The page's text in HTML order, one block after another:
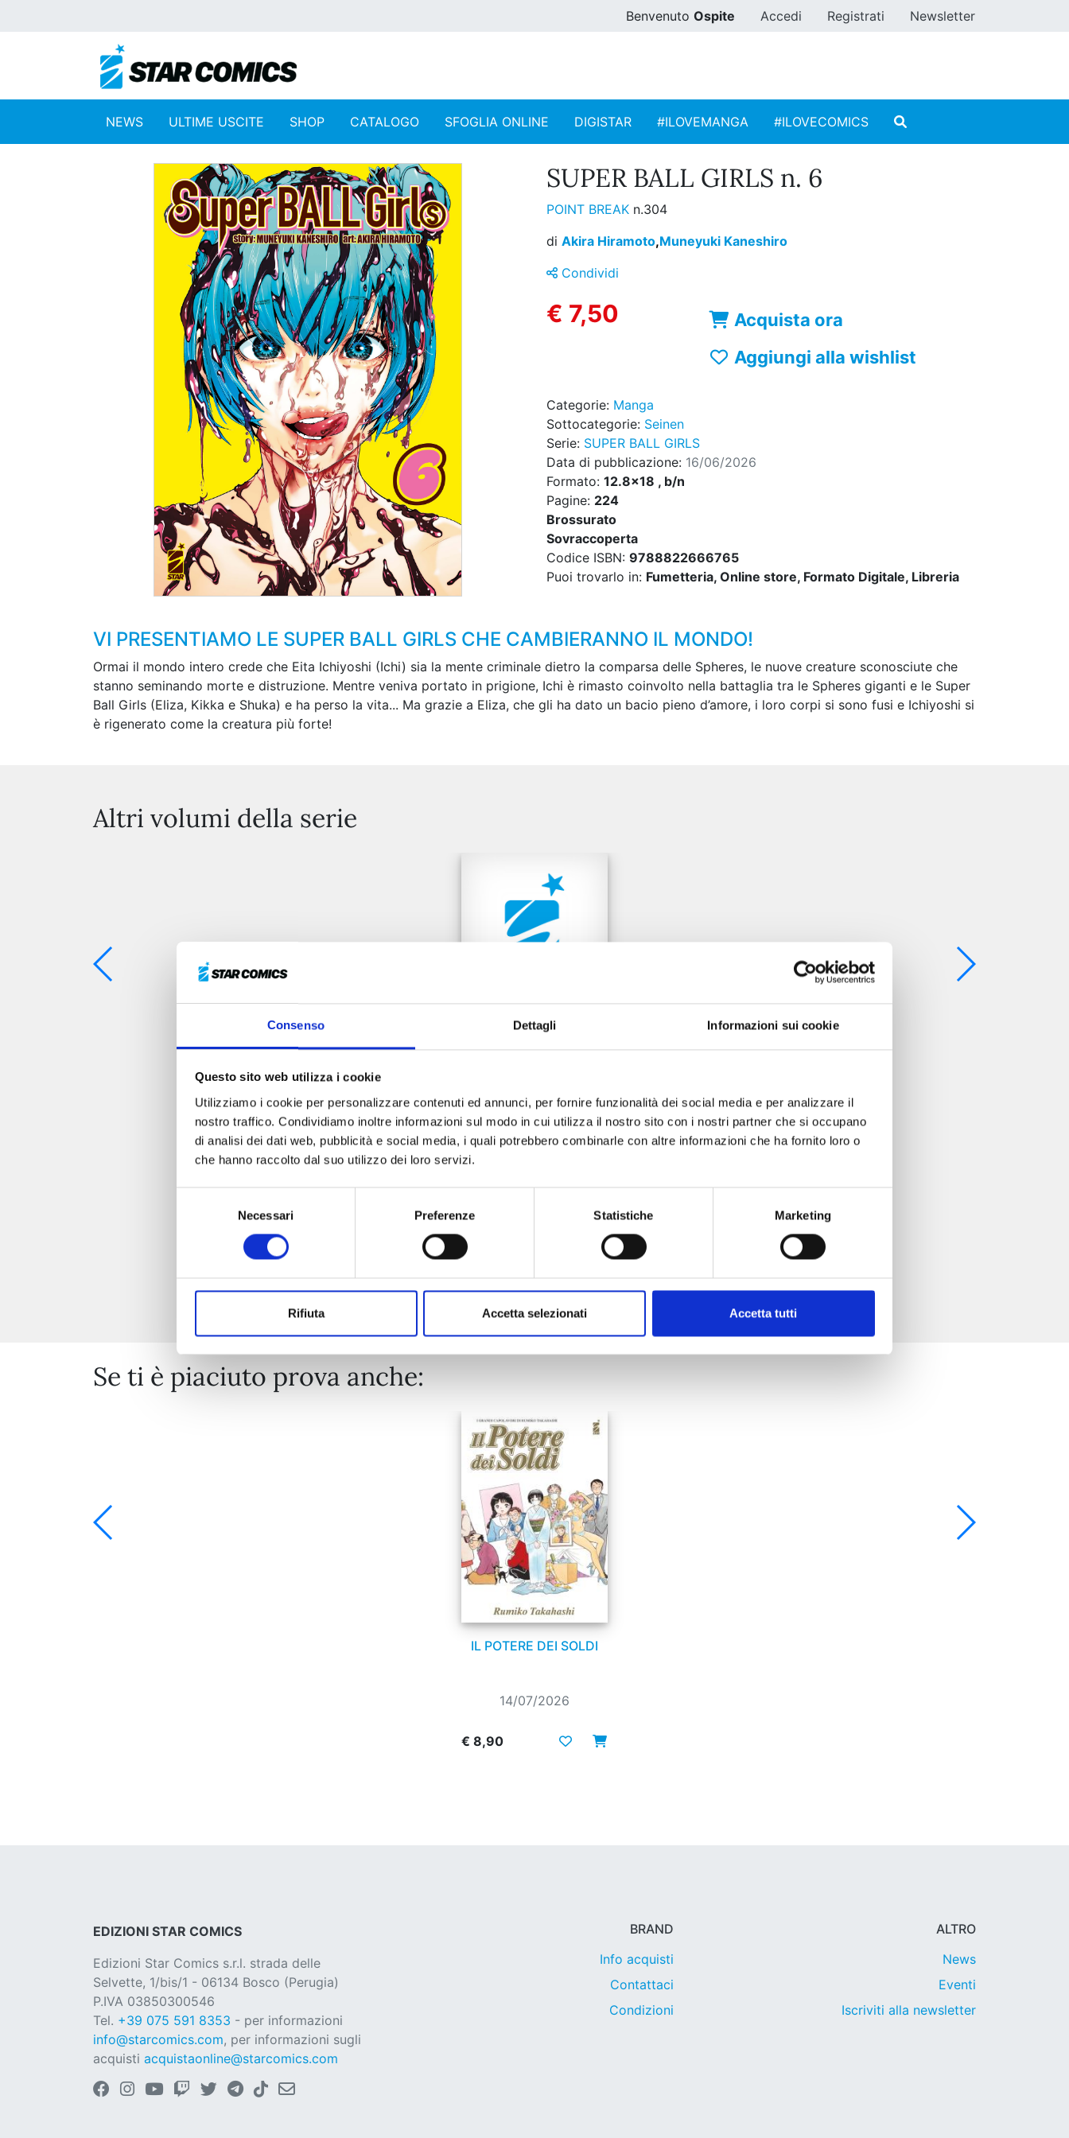
Consenso Dettagli Informazioni sui cookie
Questo sito web utilizza i cookie
Utilizziamo i cookie per personalizzare contenuti ed annunci, per fornire funzionalità dei social media e per analizzare il
nostro traffico. Condividiamo inoltre informazioni sul modo in cui utilizza il nostro sito con i nostri partner che si occupano
di analisi dei dati web, pubblicità e social media, i quali potrebbero combinarle con altre informazioni che ha fornito loro o
che hanno raccolto dal suo utilizzo dei loro servizi.
Necessari Preferenze Statistiche Marketing
Rifiuta Accetta selezionati Accetta tutti
Benvenuto Ospite Accedi Registrati Newsletter
NEWS ULTIME USCITE SHOP CATALOGO SFOGLIA ONLINE DIGISTAR #ILOVEMANGA #ILOVECOMICS
SUPER BALL GIRLS n. 6
POINT BREAK n.304
di Akira Hiramoto,Muneyuki Kaneshiro
Condividi
€ 7,50
Acquista ora
Aggiungi alla wishlist
Categorie: Manga
Sottocategorie: Seinen
Serie: SUPER BALL GIRLS
Data di pubblicazione: 16/06/2026
Formato: 12.8x18 , b/n
Pagine: 224
Brossurato
Sovraccoperta
Codice ISBN: 9788822666765
Puoi trovarlo in: Fumetteria, Online store, Formato Digitale, Libreria
VI PRESENTIAMO LE SUPER BALL GIRLS CHE CAMBIERANNO IL MONDO!
Ormai il mondo intero crede che Eita Ichiyoshi (Ichi) sia la mente criminale dietro la comparsa delle Spheres, le nuove creature sconosciute che
stanno seminando morte e distruzione. Mentre veniva portato in prigione, Ichi è rimasto coinvolto nella battaglia tra le Spheres giganti e le Super
Ball Girls (Eliza, Kikka e Shuka) e ha perso la vita... Ma grazie a Eliza, che gli ha dato un bacio pieno d’amore, i loro corpi si sono fusi e Ichiyoshi si
è rigenerato come la creatura più forte!
Altri volumi della serie
20/10/2026
€ 7,50
Mostra tutto
Se ti è piaciuto prova anche:
IL POTERE DEI SOLDI
14/07/2026
€ 8,90
EDIZIONI STAR COMICS
Edizioni Star Comics s.r.l. strada delle
Selvette, 1/bis/1 - 06134 Bosco (Perugia)
P.IVA 03850300546
Tel. +39 075 591 8353 - per informazioni
info@starcomics.com, per informazioni sugli
acquisti acquistaonline@starcomics.com
BRAND
Info acquisti
Contattaci
Condizioni
ALTRO
News
Eventi
Iscriviti alla newsletter